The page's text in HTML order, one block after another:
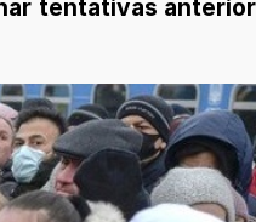
tentativas